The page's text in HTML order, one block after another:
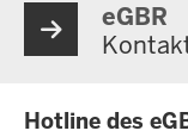
eGBR
Hotline des